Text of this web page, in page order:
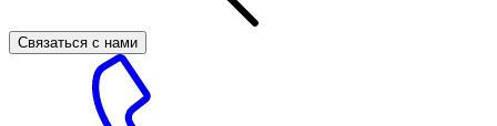
Связаться с нами